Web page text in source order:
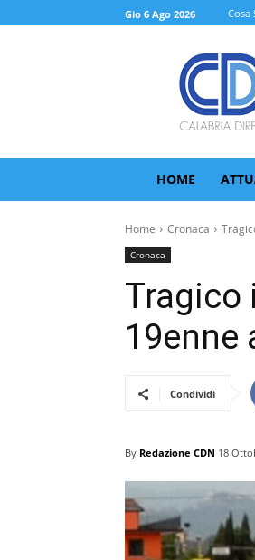
Gio 6 Ago 2026 Cosa
HOME
Home Cronaca
Cronaca
Tragico
19enne
Condividi
By Redazione CDN 18